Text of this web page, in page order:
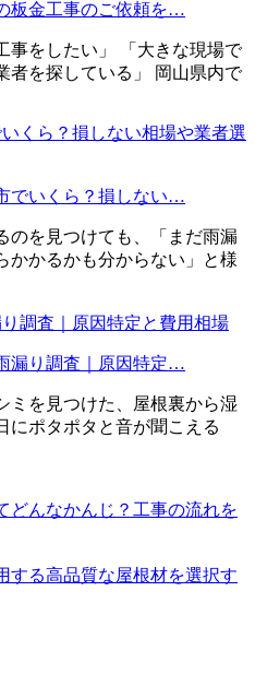
板金工事のご依頼を…
事をしたい」 「大きな現場で
者を探している」 岡山県内で
でいくら？損しない…
のを見つけても、「まだ雨漏
かかるかも分からない」と様
漏り調査｜原因特定…
ミを見つけた、屋根裏から湿
にポタポタと音が聞こえる
どんなかんじ？工事の流れを
する高品質な屋根材を選択す